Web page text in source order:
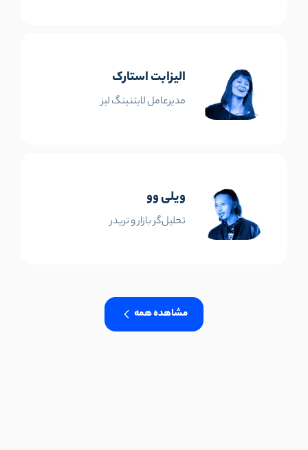
الیزابت استارک
مدیرعامل لایتنینگ لبز
ویلی وو
تحلیل‌گر بازار و تریدر
مشاهده همه